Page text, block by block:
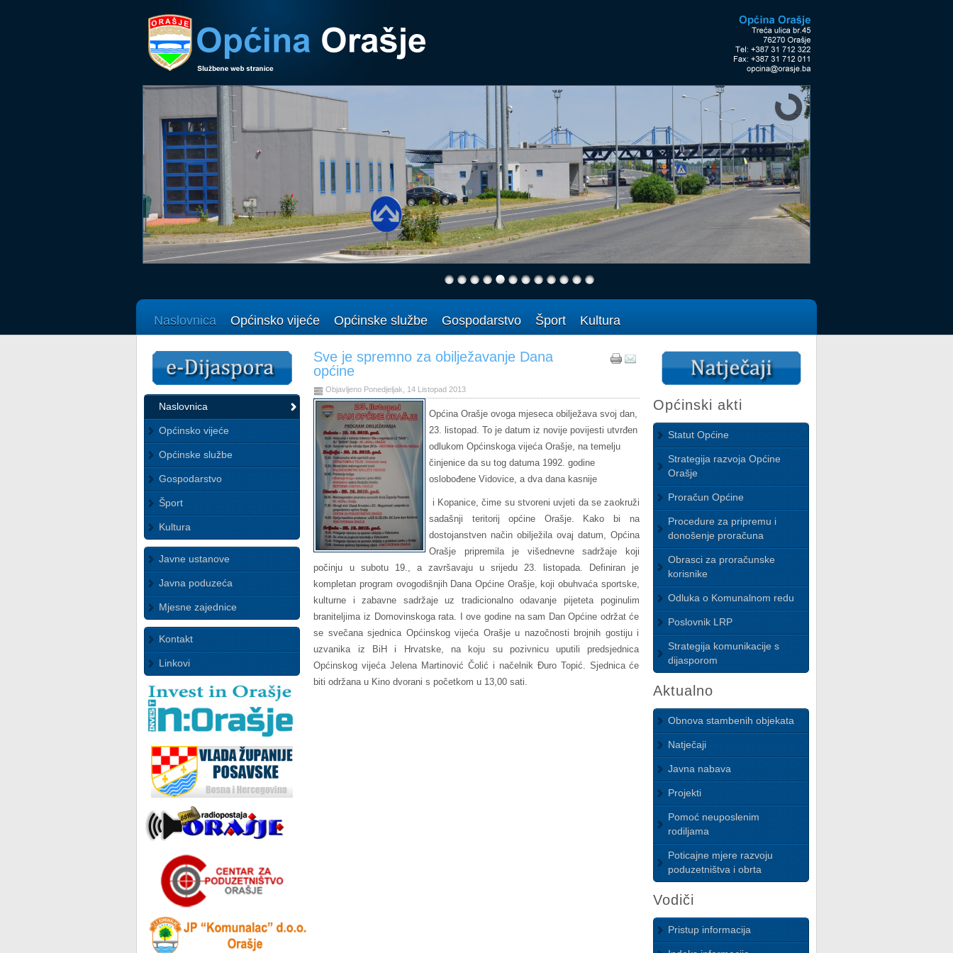
Naslovnica Općinsko vijeće Općinske službe Gospodarstvo Šport Kultura
Naslovnica
Općinsko vijeće
Općinske službe
Gospodarstvo
Šport
Kultura
Javne ustanove
Javna poduzeća
Mjesne zajednice
Kontakt
Linkovi
Sve je spremno za obilježavanje Dana
općine
Objavljeno Ponedjeljak, 14 Listopad 2013
Općina Orašje ovoga mjeseca obilježava svoj dan,
23. listopad. To je datum iz novije povijesti utvrđen
odlukom Općinskoga vijeća Orašje, na temelju
činjenice da su tog datuma 1992. godine
oslobođene Vidovice, a dva dana kasnije
i Kopanice, čime su stvoreni uvjeti da se zaokruži
sadašnji teritorij općine Orašje. Kako bi na
dostojanstven način obilježila ovaj datum, Općina
Orašje pripremila je višednevne sadržaje koji
počinju u subotu 19., a završavaju u srijedu 23. listopada. Definiran je
kompletan program ovogodišnjih Dana Općine Orašje, koji obuhvaća sportske,
kulturne i zabavne sadržaje uz tradicionalno odavanje pijeteta poginulim
braniteljima iz Domovinskoga rata. I ove godine na sam Dan Općine održat će
se svečana sjednica Općinskog vijeća Orašje u nazočnosti brojnih gostiju i
uzvanika iz BiH i Hrvatske, na koju su pozivnicu uputili predsjednica
Općinskog vijeća Jelena Martinović Čolić i načelnik Đuro Topić. Sjednica će
biti održana u Kino dvorani s početkom u 13,00 sati.
Općinski akti
Statut Općine
Strategija razvoja Općine
Orašje
Proračun Općine
Procedure za pripremu i
donošenje proračuna
Obrasci za proračunske
korisnike
Odluka o Komunalnom redu
Poslovnik LRP
Strategija komunikacije s
dijasporom
Aktualno
Obnova stambenih objekata
Natječaji
Javna nabava
Projekti
Pomoć neuposlenim
rodiljama
Poticajne mjere razvoju
poduzetništva i obrta
Vodiči
Pristup informacija